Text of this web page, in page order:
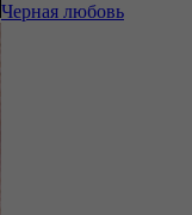
Черная любовь